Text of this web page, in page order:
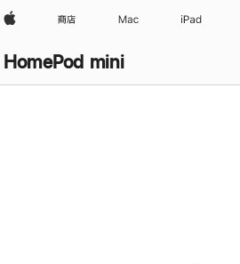
Apple 商店 Mac iPad
HomePod mini